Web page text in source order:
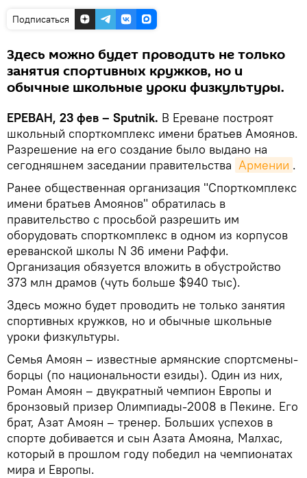
Подписаться
Здесь можно будет проводить не только
занятия спортивных кружков, но и
обычные школьные уроки физкультуры.
ЕРЕВАН, 23 фев – Sputnik. В Ереване построят
школьный спорткомплекс имени братьев Амоянов.
Разрешение на его создание было выдано на
сегодняшнем заседании правительства Армении .
Ранее общественная организация "Спорткомплекс
имени братьев Амоянов" обратилась в
правительство с просьбой разрешить им
оборудовать спорткомплекс в одном из корпусов
ереванской школы N 36 имени Раффи.
Организация обязуется вложить в обустройство
373 млн драмов (чуть больше $940 тыс).
Здесь можно будет проводить не только занятия
спортивных кружков, но и обычные школьные
уроки физкультуры.
Семья Амоян – известные армянские спортсмены-
борцы (по национальности езиды). Один из них,
Роман Амоян – двукратный чемпион Европы и
бронзовый призер Олимпиады-2008 в Пекине. Его
брат, Азат Амоян – тренер. Больших успехов в
спорте добивается и сын Азата Амояна, Малхас,
который в прошлом году победил на чемпионатах
мира и Европы.